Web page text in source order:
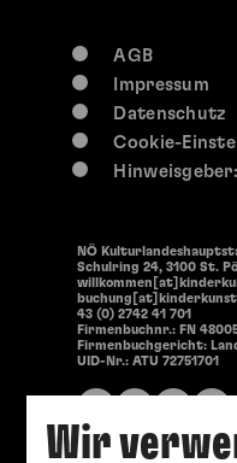
Wir
NÖ
Schulring 24, 3100 St.
43 (0) 2742 41 701
Firmenbuchnr.: FN
Firmenbuchgericht:
UID-Nr.: ATU 72751701
AGB
Impressum
Datenschutz
Cookie-